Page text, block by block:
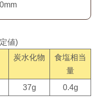
値)
炭水化物
食塩相当
量
37g 0.4g